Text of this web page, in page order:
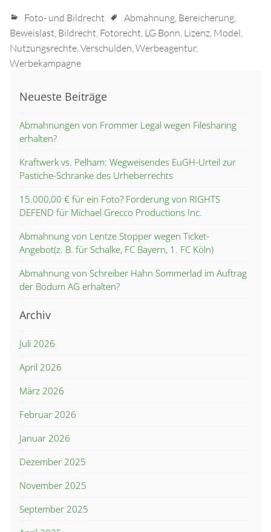
Foto- und Bildrecht Abmahnung, Bereicherung,
Beweislast, Bildrecht, Fotorecht, LG Bonn, Lizenz, Model,
Nutzungsrechte,Verschulden,Werbeagentur,
Werbekampagne
Neueste Beiträge
Abmahnungen von Frommer Legal wegen Filesharing
erhalten?
Kraftwerk vs. Pelham: Wegweisendes EuGH-Urteil zur
Pastiche-Schranke des Urheberrechts
15.000,00 € für ein Foto? Forderung von RIGHTS
DEFEND für Michael Grecco Productions Inc.
Abmahnung von Lentze Stopper wegen Ticket-
Angebot(z. B. für Schalke, FC Bayern, 1. FC Köln)
Abmahnung von Schreiber Hahn Sommerlad im Auftrag
der Bodum AG erhalten?
Archiv
Juli 2026
April 2026
März 2026
Februar 2026
Januar 2026
Dezember 2025
November 2025
September 2025